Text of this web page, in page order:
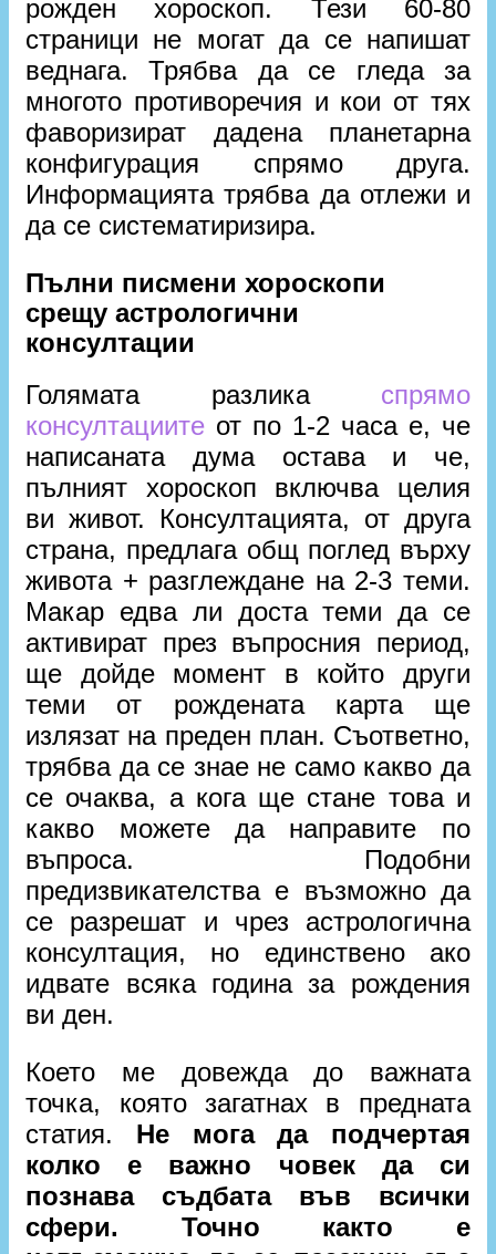
рожден хороскоп. Тези 60-80
страници не могат да се напишат
веднага. Трябва да се гледа за
многото противоречия и кои от тях
фаворизират дадена планетарна
конфигурация спрямо друга.
Информацията трябва да отлежи и
да се систематиризира.
Пълни писмени хороскопи
срещу астрологични
консултации
Голямата разлика спрямо
консултациите от по 1-2 часа е, че
написаната дума остава и че,
пълният хороскоп включва целия
ви живот. Консултацията, от друга
страна, предлага общ поглед върху
живота + разглеждане на 2-3 теми.
Макар едва ли доста теми да се
активират през въпросния период,
ще дойде момент в който други
теми от рождената карта ще
излязат на преден план. Съответно,
трябва да се знае не само какво да
се очаква, а кога ще стане това и
какво можете да направите по
въпроса. Подобни
предизвикателства е възможно да
се разрешат и чрез астрологична
консултация, но единствено ако
идвате всяка година за рождения
ви ден.
Което ме довежда до важната
точка, която загатнах в предната
статия. Не мога да подчертая
колко е важно човек да си
познава съдбата във всички
сфери. Точно както е